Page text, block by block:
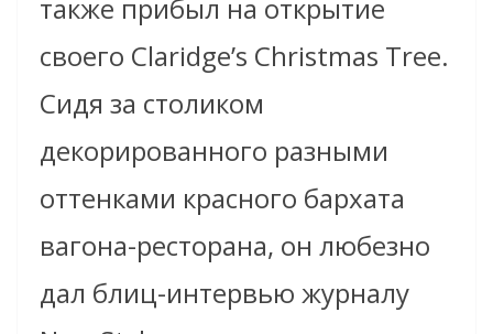
также прибыл на открытие
своего Claridge’s Christmas Tree.
Сидя за столиком
декорированного разными
оттенками красного бархата
вагона-ресторана, он любезно
дал блиц-интервью журналу